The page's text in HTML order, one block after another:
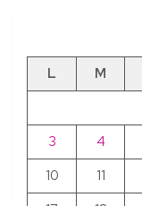
L
M
3
4
10
11